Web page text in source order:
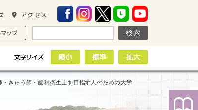
きゅう師・歯科衛生士を目指す人のための大学